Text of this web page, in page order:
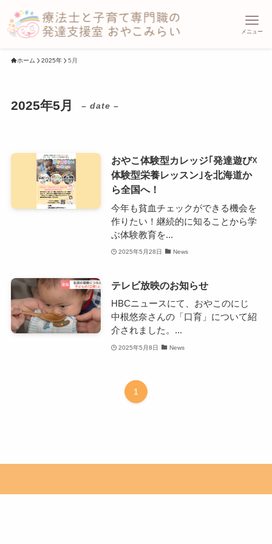
メニュー
ホーム 2025年 5月
2025年5月 – date –
おやこ体験型カレッジ｢発達遊び☓
体験型栄養レッスン｣を北海道か
ら全国へ！
今年も貧血チェックができる機会を
作りたい！継続的に知ることから学
ぶ体験教育を...
2025年5月28日 News
テレビ放映のお知らせ
HBCニュースにて、おやこのにじ
中根悠奈さんの「口育」について紹
介されました。...
2025年5月8日 News
1